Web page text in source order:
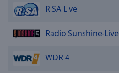
R.SA Live
Radio Sunshine-Live
WDR 4